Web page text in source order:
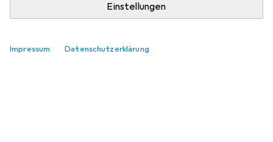
Einstellungen
Impressum Datenschutzerklärung